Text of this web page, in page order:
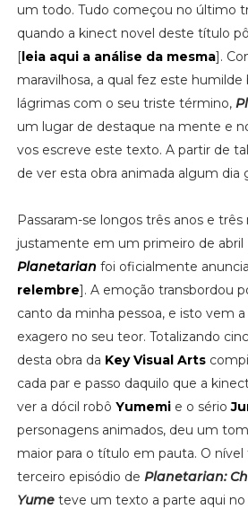
um todo. Tudo começou no último
quando a kinect novel deste título
[leia aqui a análise da mesma].
maravilhosa, a qual fez este
lágrimas com o seu triste término,
um lugar de destaque na mente e
vos escreve este texto. A partir de
de ver esta obra animada algum dia
Passaram-se longos três anos e
justamente em um primeiro de abril
Planetarian foi oficialmente
relembre]. A emoção transbordou
canto da minha pessoa, e isto vem
exagero no seu teor. Totalizando
desta obra da Key Visual Arts
cada par e passo daquilo que a
ver a dócil robô Yumemie o sério
personagens animados, deu um
maior para o título em pauta. O
terceiro episódio de Planetarian:
Yumeteve um texto a parte aqui no